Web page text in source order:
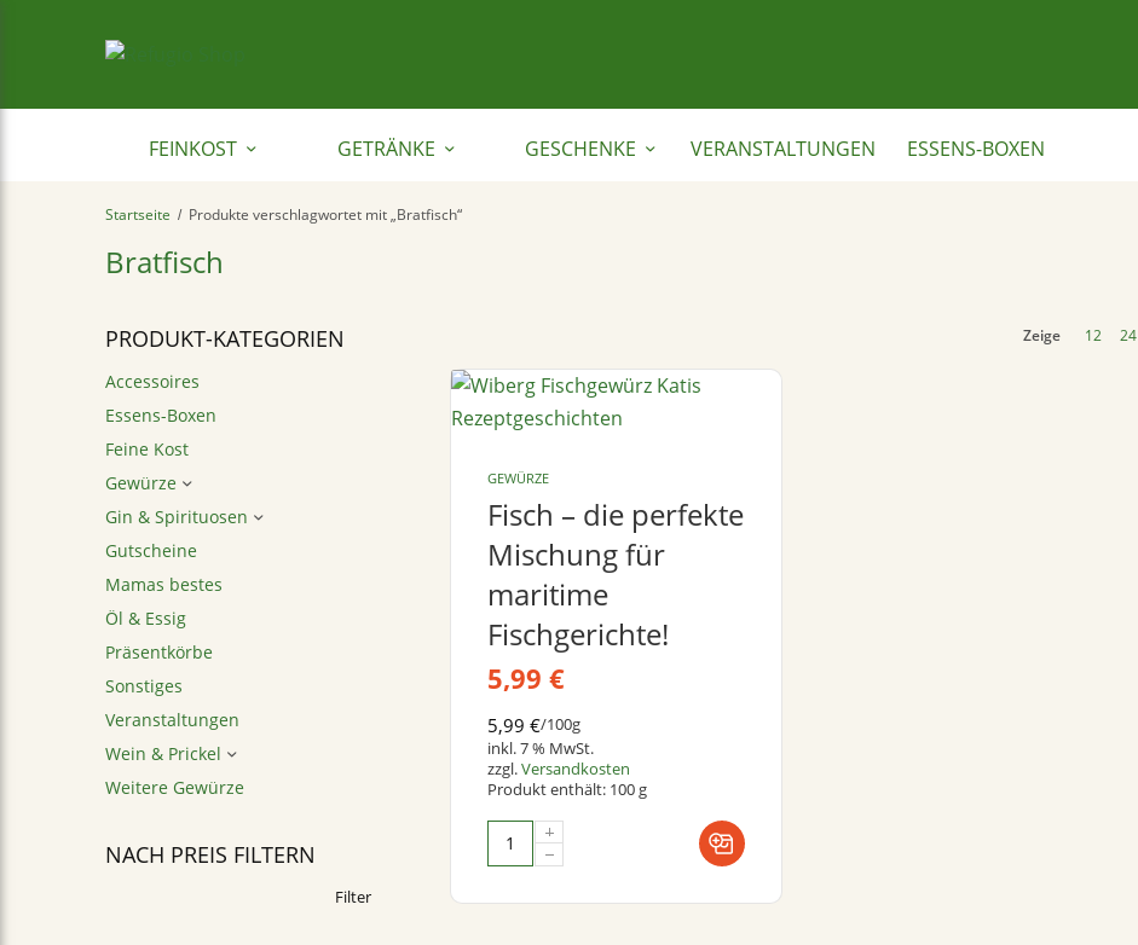
FEINKOST GETRÄNKE GESCHENKE VERANSTALTUNGEN ESSENS-BOXEN
Startseite / Produkte verschlagwortet mit „Bratfisch“
Bratfisch
PRODUKT-KATEGORIEN
Accessoires
Essens-Boxen
Feine Kost
Gewürze
Gin & Spirituosen
Gutscheine
Mamas bestes
Öl & Essig
Präsentkörbe
Sonstiges
Veranstaltungen
Wein & Prickel
Weitere Gewürze
NACH PREIS FILTERN
Filter
Zeige 12 24
GEWÜRZE
Fisch – die perfekte
Mischung für
maritime
Fischgerichte!
5,99 €
5,99€/100g
inkl. 7 % MwSt.
zzgl.Versandkosten
Produkt enthält: 100g